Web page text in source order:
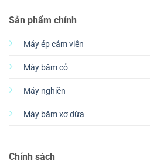
Sản phẩm chính
Máy ép cám viên
Máy băm cỏ
Máy nghiền
Máy băm xơ dừa
Chính sách